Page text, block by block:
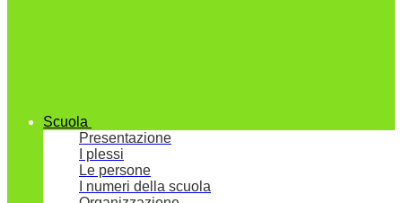
Scuola
Presentazione
I plessi
Le persone
I numeri della scuola